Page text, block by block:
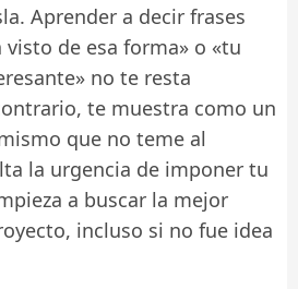
Aprender a decir frases
de esa forma» o «tu
no te resta
te muestra como un
que no teme al
la urgencia de imponer tu
a buscar la mejor
incluso si no fue idea